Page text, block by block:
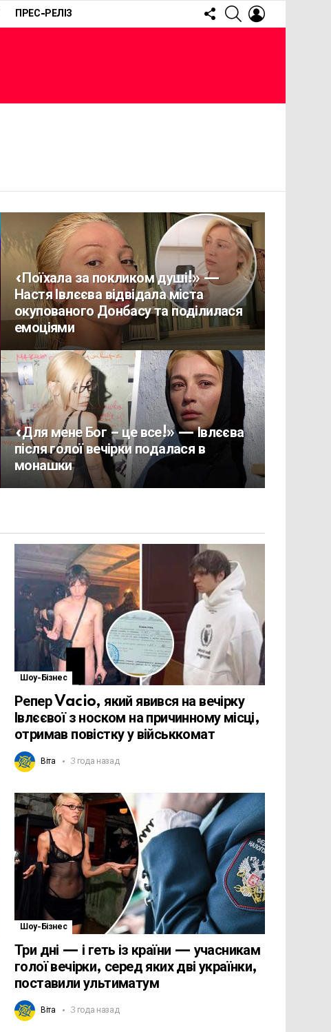
ПРЕС-РЕЛІЗ
FOLLOW
US
SEARCH
«Поїхала за покликом душі!» —
Настя Івлєєва відвідала міста
окупованого Донбасу та поділилася
емоціями
«Для мене Бог – це все!» — Івлєєва
після голої вечірки подалася в
монашки
Шоу-Бізнес
Репер Vacio, який явився на вечірку
Івлєєвої з носком на причинному місці,
отримав повістку у військкомат
Віта 3 года назад
Шоу-Бізнес
Три дні — і геть із країни — учасникам
голої вечірки, серед яких дві українки,
поставили ультиматум
Віта 3 года назад